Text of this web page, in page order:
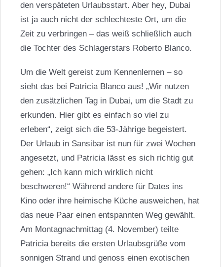
den verspäteten Urlaubsstart. Aber hey, Dubai
ist ja auch nicht der schlechteste Ort, um die
Zeit zu verbringen – das weiß schließlich auch
die Tochter des Schlagerstars Roberto Blanco.
Um die Welt gereist zum Kennenlernen – so
sieht das bei Patricia Blancoaus! „Wir nutzen
den zusätzlichen Tag in Dubai, um die Stadt zu
erkunden. Hier gibt es einfach so viel zu
erleben“, zeigt sich die 53-Jährige begeistert.
Der Urlaub in Sansibar ist nun für zwei Wochen
angesetzt, und Patricia lässt es sich richtig gut
gehen: „Ich kann mich wirklich nicht
beschweren!“ Während andere für Dates ins
Kino oder ihre heimische Küche ausweichen, hat
das neue Paar einen entspannten Weg gewählt.
Am Montagnachmittag (4. November) teilte
Patricia bereits die ersten Urlaubsgrüße vom
sonnigen Strand und genoss einen exotischen